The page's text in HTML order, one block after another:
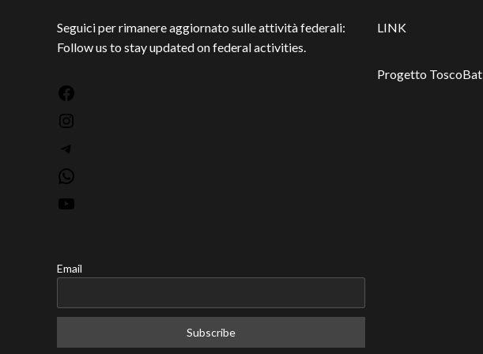
Seguici per rimanere aggiornato sulle attività federali:
Follow us to stay updated on federal activities.
Email
LINK
Progetto ToscoBat